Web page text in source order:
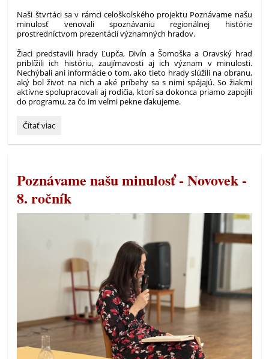
Naši štvrtáci sa v rámci celoškolského projektu Poznávame našu
minulosť venovali spoznávaniu regionálnej histórie
prostredníctvom prezentácií významných hradov.
Žiaci predstavili hrady Ľupča, Divín a Šomoška a Oravský hrad
priblížili ich históriu, zaujímavosti aj ich význam v minulosti.
Nechýbali ani informácie o tom, ako tieto hrady slúžili na obranu,
aký bol život na nich a aké príbehy sa s nimi spájajú. So žiakmi
aktívne spolupracovali aj rodičia, ktorí sa dokonca priamo zapojili
do programu, za čo im veľmi pekne ďakujeme.
Poznávame
minulosť
ročník:
Čítať viac
Poznávame našu minulosť - Novovek -
8. ročník